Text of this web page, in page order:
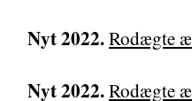
Nyt 2022.Rodægte
Nyt 2022.Rodægte